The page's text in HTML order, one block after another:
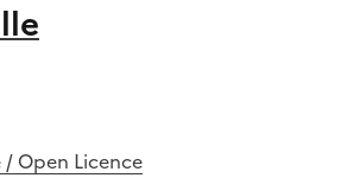
Open Licence